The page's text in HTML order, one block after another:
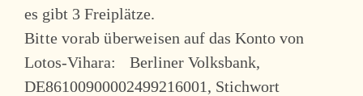
es gibt 3 Freiplätze.
Bitte vorab überweisen auf das Konto von
Lotos-Vihara: Berliner Volksbank,
DE86100900002499216001, Stichwort